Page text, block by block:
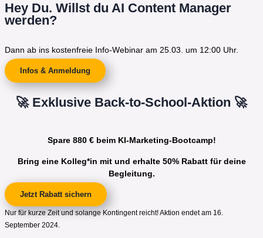
Hey Du. Willst du AI Content Manager
werden?
Dann ab ins kostenfreie Info-Webinar am 25.03. um 12:00 Uhr.
Infos & Anmeldung
🚀 Exklusive Back-to-School-Aktion 🚀
Spare 880 € beim KI-Marketing-Bootcamp!
Bring eine Kolleg*in mit und erhalte 50% Rabatt für deine
Begleitung.
Jetzt Rabatt sichern
Nur für kurze Zeit und solange Kontingent reicht! Aktion endet am 16.
September 2024.